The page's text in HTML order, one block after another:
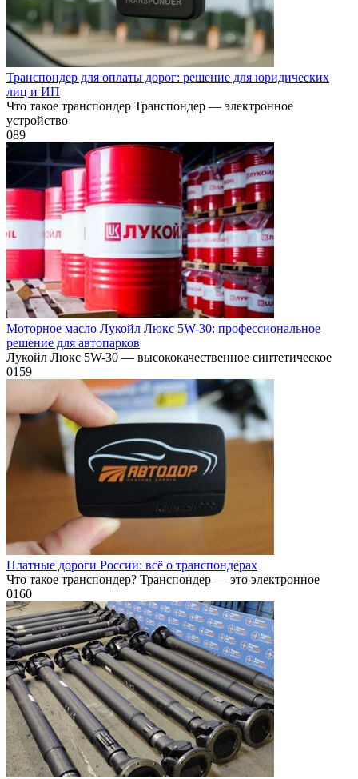
Транспондер для оплаты дорог: решение для юридических
лиц и ИП
Что такое транспондер Транспондер — электронное
устройство
089
Моторное масло Лукойл Люкс 5W-30: профессиональное
решение для автопарков
Лукойл Люкс 5W-30 — высококачественное синтетическое
0159
Платные дороги России: всё о транспондерах
Что такое транспондер? Транспондер — это электронное
0160